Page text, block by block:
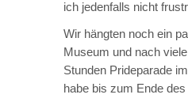
ich jedenfalls nicht
Wir hängten noch ein
Museum und nach
Stunden Prideparade
habe bis zum Ende